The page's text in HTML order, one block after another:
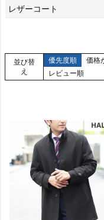
レザーコート
並び替
え
優先度順 価格
レビュー順